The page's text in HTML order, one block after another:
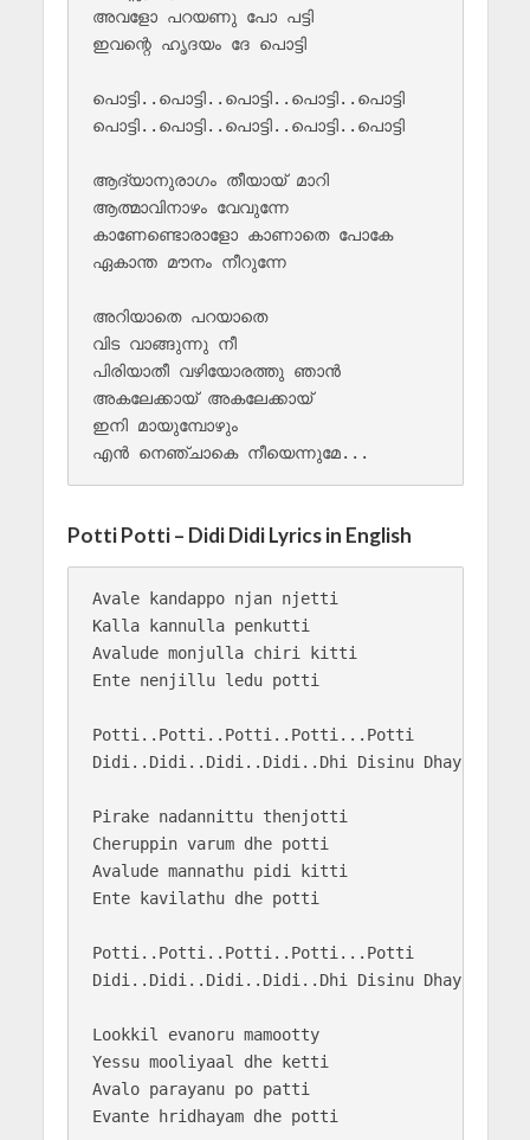
അവളോ പറയണു പോ പട്ടി
ഇവന്റെ ഹൃദയം ദേ പൊട്ടി
പൊട്ടി..പൊട്ടി..പൊട്ടി..പൊട്ടി..പൊട്ടി
പൊട്ടി..പൊട്ടി..പൊട്ടി..പൊട്ടി..പൊട്ടി
ആദ്യാനുരാഗം തീയായ് മാറി
ആത്മാവിനാഴം വേവുന്നേ
കാണേണ്ടൊരാളോ കാണാതെ പോകേ
ഏകാന്ത മൗനം നീറുന്നേ
അറിയാതെ പറയാതെ
വിട വാങ്ങുന്നു നീ
പിരിയാതീ വഴിയോരത്തു ഞാൻ
അകലേക്കായ് അകലേക്കായ്
ഇനി മായുമ്പോഴും
Potti Potti – Didi Didi Lyrics in English
Avale kandappo njan njetti
Kalla kannulla penkutti
Avalude monjulla chiri kitti
Ente nenjillu ledu potti
Potti..Potti..Potti..Potti...Potti
Didi..Didi..Didi..Didi..Dhi Disinu Dhayiye
Pirake nadannittu thenjotti
Cheruppin varum dhe potti
Avalude mannathu pidi kitti
Ente kavilathu dhe potti
Potti..Potti..Potti..Potti...Potti
Didi..Didi..Didi..Didi..Dhi Disinu Dhayiye
Lookkil evanoru mamootty
Yessu mooliyaal dhe ketti
Avalo parayanu po patti
Evante hridhayam dhe potti